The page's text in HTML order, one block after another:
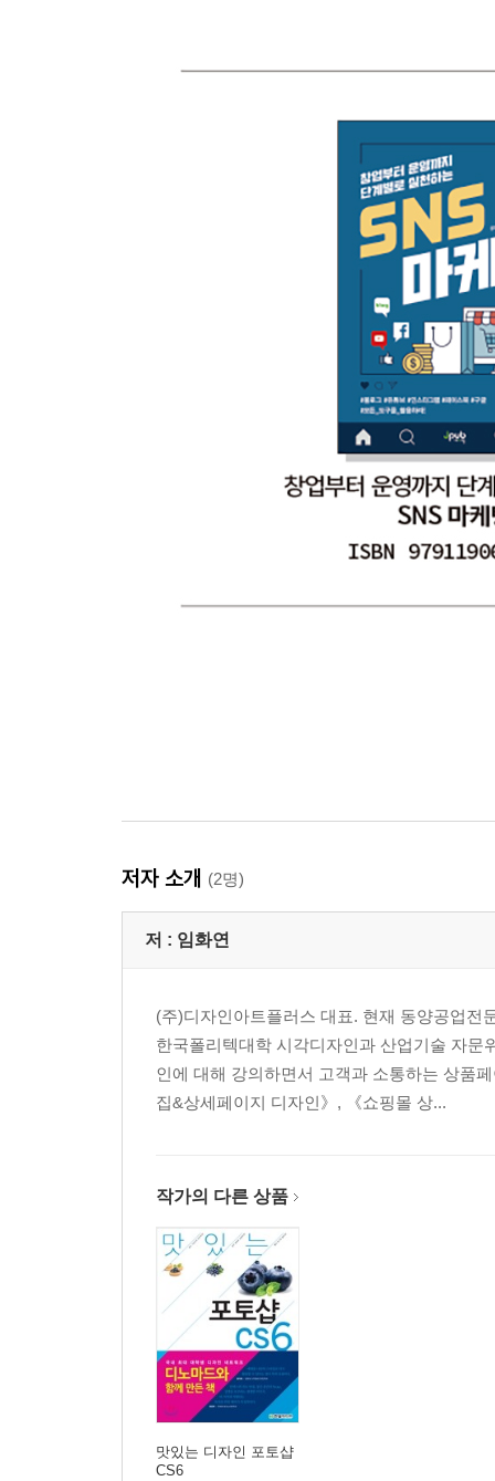
저자 소개 (2명)
저 : 임화연
(주)디자인아트플러스 대표. 현재 동양공업전
한국폴리텍대학 시각디자인과 산업기술 자문
인에 대해 강의하면서 고객과 소통하는 상품
집&상세페이지 디자인》, 《쇼핑몰 상...
작가의 다른 상품
맛있는 디자인 포토샵
CS6